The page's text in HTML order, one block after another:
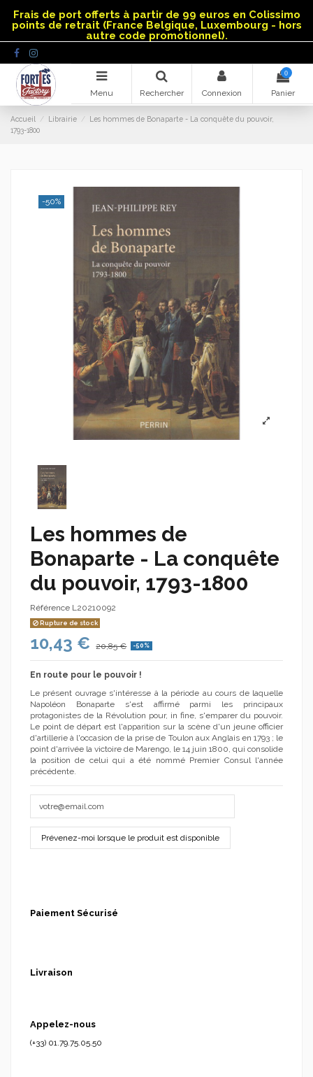
Frais de port offerts à partir de 99 euros en Colissimo
points de retrait (France Belgique, Luxembourg - hors
autre code promotionnel).
Menu Rechercher Connexion
0
Panier
Accueil Librairie
Les hommes de Bonaparte - La conquête du pouvoir,
1793-1800
-50%
Les hommes de
Bonaparte - La conquête
du pouvoir, 1793-1800
Référence L20210092
Rupture de stock
10,43 € 20,85 € -50%
En route pour le pouvoir !
Le présent ouvrage s'intéresse à la période au cours de laquelle
Napoléon Bonaparte s'est affirmé parmi les principaux
protagonistes de la Révolution pour, in fine, s'emparer du pouvoir.
Le point de départ est l'apparition sur la scène d'un jeune officier
d'artillerie à l'occasion de la prise de Toulon aux Anglais en 1793 ; le
point d'arrivée la victoire de Marengo, le 14 juin 1800, qui consolide
la position de celui qui a été nommé Premier Consul l'année
précédente.
Paiement Sécurisé
Livraison
Appelez-nous
(+33) 01.79.75.05.50